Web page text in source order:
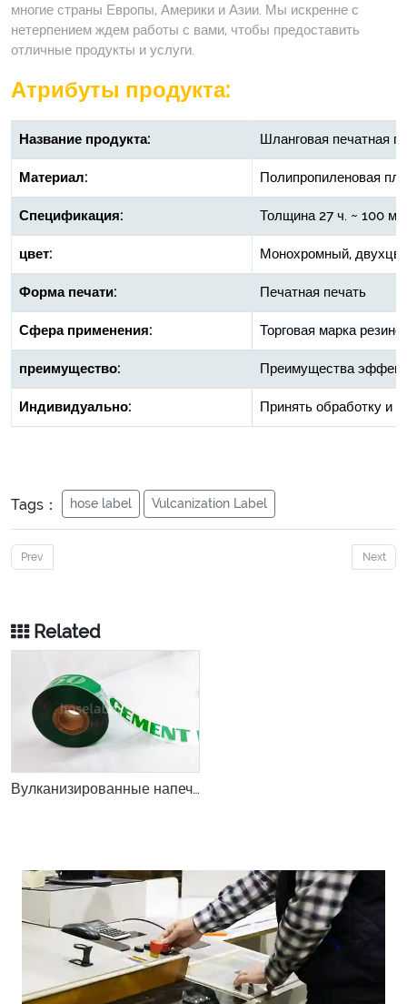
многие страны Европы, Америки и Азии. Мы искренне с
нетерпением ждем работы с вами, чтобы предоставить
отличные продукты и услуги.
Атрибуты продукта:
Название продукта: Шланговая печатная
Материал: Полипропиленовая
Спецификация: Толщина 27 ч. ~ 100
цвет: Монохромный,
Форма печати: Печатная печать
Сфера применения: Торговая марка
преимущество: Преимущества
Индивидуально: Принять обработку и
Tags： hose label Vulcanization Label
Prev Next
Related
Вулканизированные напечатанные резиновые шланги